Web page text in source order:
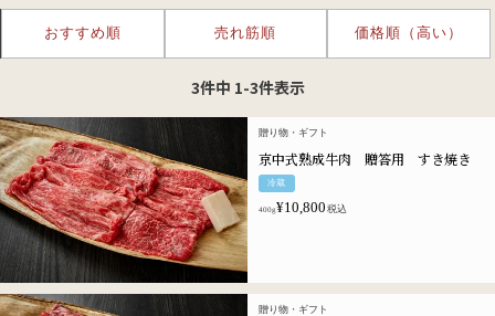
おすすめ順 売れ筋順 価格順（高い）
3件中 1-3件表示
贈り物・ギフト
京中式熟成牛肉 贈答用 すき焼き
冷蔵
400g¥10,800 税込
贈り物・ギフト